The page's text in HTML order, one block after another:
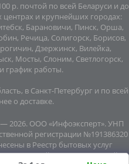
р. почтой по всей Беларуси и до
центрах и крупнейших городах:
Барановичи, Пинск, Орша,
Речица, Солигорск, Борисов,
Дзержинск, Вилейка,
Мосты, Слоним, Светлогорск,
график работы.
в Санкт-Петербург и по всей
о доставке.
2026. ООО «Инфоэксперт». УНП
регистрации №191386320
в Реестр бытовых услуг
Почтовый адрес: подземный